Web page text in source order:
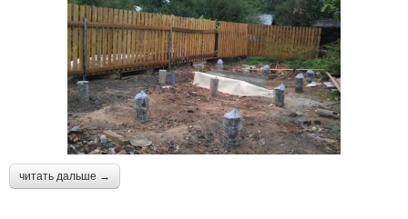
читать дальше →